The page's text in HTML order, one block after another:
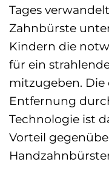
Tages
Zahnbürste
Kindern die
für ein
mitzugeben. Die
Entfernung
Technologie ist
Vorteil